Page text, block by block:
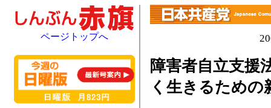
障害者自立支援
く生きるための
ページトップへ